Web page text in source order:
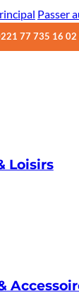
Passer
77 735 16
Loisirs